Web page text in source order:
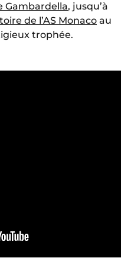
Gambardella, jusqu’à
de l’AS Monaco au
trophée.